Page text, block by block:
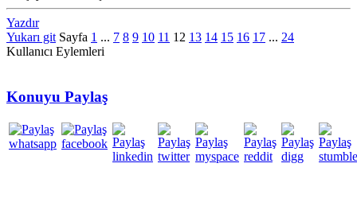
Yazdır
Yukarı git Sayfa 1 ... 7 8 9 10 11 12 13 14 15 16 17 ... 24
Kullanıcı Eylemleri
Konuyu Paylaş